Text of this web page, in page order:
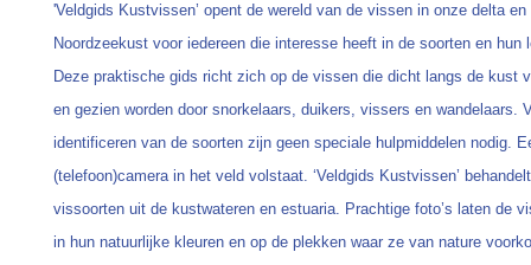
'Veldgids Kustvissen’ opent de wereld van de vissen in onze delta en
Noordzeekust voor iedereen die interesse heeft in de soorten en hun
Deze praktische gids richt zich op de vissen die dicht langs de kust
en gezien worden door snorkelaars, duikers, vissers en wandelaars.
identificeren van de soorten zijn geen speciale hulpmiddelen nodig.
(telefoon)camera in het veld volstaat. ‘Veldgids Kustvissen’
vissoorten uit de kustwateren en estuaria. Prachtige foto’s laten de
in hun natuurlijke kleuren en op de plekken waar ze van nature